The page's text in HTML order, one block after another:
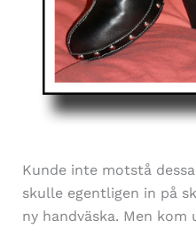
Kunde inte motstå
skulle egentligen in på
ny handväska. Men kom